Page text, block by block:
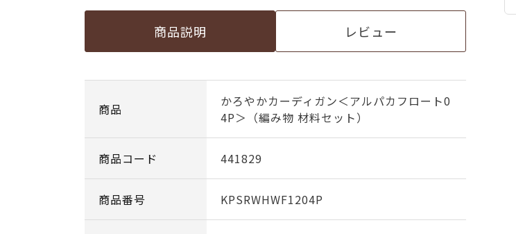
商品説明 レビュー
商品
かろやかカーディガン＜アルパカフロート0
4P＞（編み物 材料セット）
商品コード 441829
商品番号 KPSRWHWF1204P